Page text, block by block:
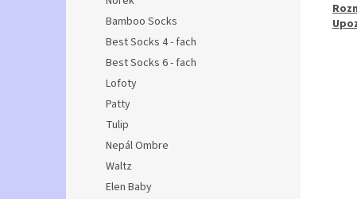
Bamboo Socks
Best Socks 4 - fach
Best Socks 6 - fach
Lofoty
Patty
Tulip
Nepál Ombre
Waltz
Elen Baby